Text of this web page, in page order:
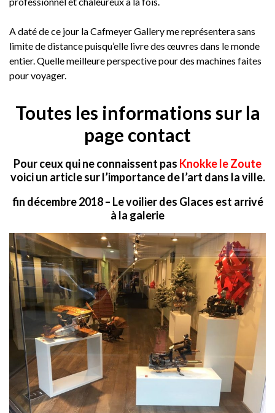
A daté de ce jour la Cafmeyer Gallery me représentera sans
limite de distance puisqu’elle livre des œuvres dans le monde
entier. Quelle meilleure perspective pour des machines faites
pour voyager.
Toutes les informations sur la
page contact
Pour ceux qui ne connaissent pas Knokke le Zoute
voici un article sur l’importance de l’art dans la ville.
fin décembre 2018 – Le voilier des Glaces est arrivé
à la galerie